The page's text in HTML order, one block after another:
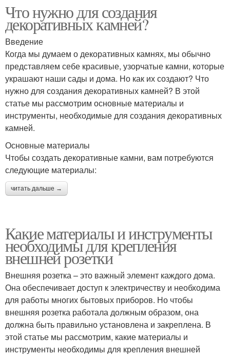
Что нужно для создания
декоративных камней?
Введение
Когда мы думаем о декоративных камнях, мы обычно
представляем себе красивые, узорчатые камни, которые
украшают наши сады и дома. Но как их создают? Что
нужно для создания декоративных камней? В этой
статье мы рассмотрим основные материалы и
инструменты, необходимые для создания декоративных
камней.
Основные материалы
Чтобы создать декоративные камни, вам потребуются
следующие материалы:
читать дальше →
Какие материалы и инструменты
необходимы для крепления
внешней розетки
Внешняя розетка – это важный элемент каждого дома.
Она обеспечивает доступ к электричеству и необходима
для работы многих бытовых приборов. Но чтобы
внешняя розетка работала должным образом, она
должна быть правильно установлена и закреплена. В
этой статье мы рассмотрим, какие материалы и
инструменты необходимы для крепления внешней